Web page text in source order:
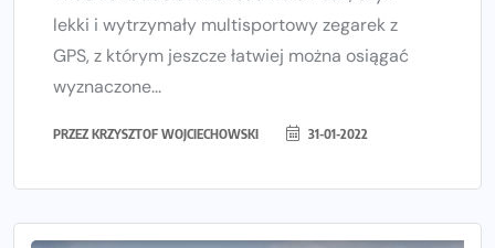
lekki i wytrzymały multisportowy zegarek z
GPS, z którym jeszcze łatwiej można osiągać
wyznaczone...
PRZEZ KRZYSZTOF WOJCIECHOWSKI 31-01-2022